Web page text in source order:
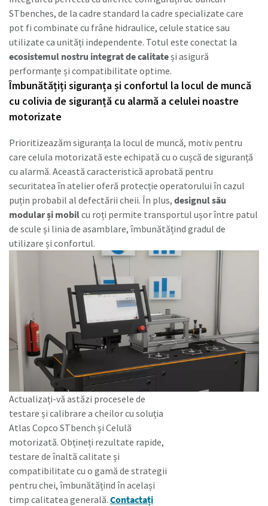
STbenches, de la cadre standard la cadre specializate care
pot fi combinate cu frâne hidraulice, celule statice sau
utilizate ca unități independente. Totul este conectat la
ecosistemul nostru integrat de calitateși asigură
performanțe și compatibilitate optime.
Îmbunătățiți siguranța și confortul la locul de muncă
cu colivia de siguranță cu alarmă a celulei noastre
motorizate
Prioritizeazăm siguranța la locul de muncă, motiv pentru
care celula motorizată este echipată cu o cușcă de siguranță
cu alarmă. Această caracteristică aprobată pentru
securitatea în atelier oferă protecție operatorului în cazul
puțin probabil al defectării cheii. În plus, designul său
modular și mobilcu roți permite transportul ușor între patul
de scule și linia de asamblare, îmbunătățind gradul de
utilizare și confortul.
Actualizați-vă astăzi procesele de
testare și calibrare a cheilor cu soluția
Atlas Copco STbench și Celulă
motorizată. Obțineți rezultate rapide,
testare de înaltă calitate și
compatibilitate cu o gamă de strategii
pentru chei, îmbunătățind în același
timp calitatea generală. Contactați